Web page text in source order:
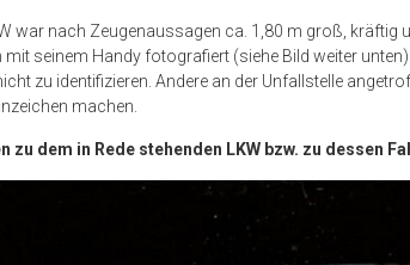
war nach Zeugenaussagen ca. 1,80 m groß, kräftig
mit seinem Handy fotografiert (siehe Bild weiter
zu identifizieren. Andere an der Unfallstelle
machen.
zu dem in Rede stehenden LKW bzw. zu dessen